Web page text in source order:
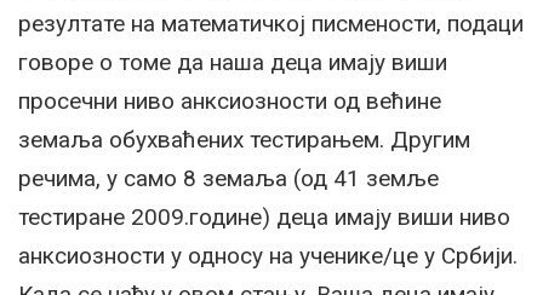
резултате на математичкој писмености, подаци
говоре о томе да наша деца имају виши
просечни ниво анксиозности од већине
земаља обухваћених тестирањем. Другим
речима, у само 8 земаља (од 41 земље
тестиране 2009.године) деца имају виши ниво
анксиозности у односу на ученике/це у Србији.